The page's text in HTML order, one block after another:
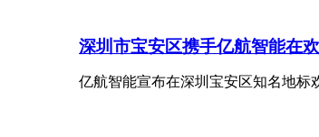
深圳市宝安区携手亿航智能在
亿航智能宣布在深圳宝安区知名地标